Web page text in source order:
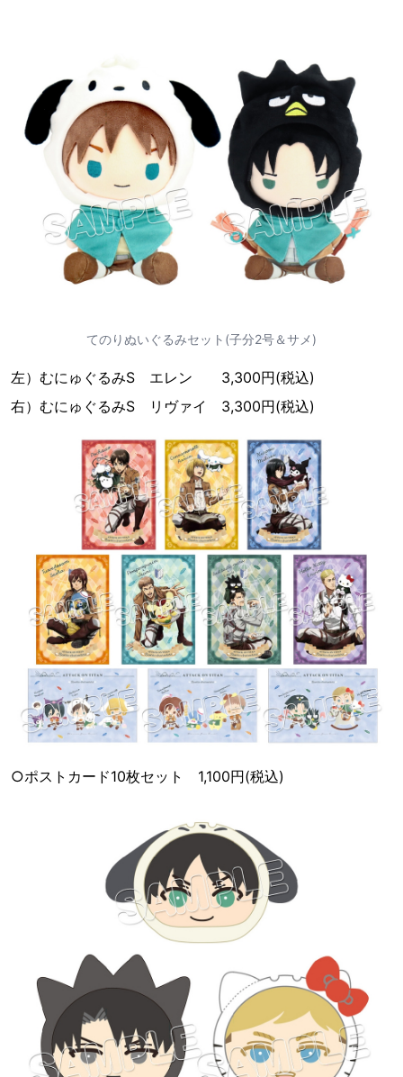
てのりぬいぐるみセット(子分2号＆サメ)
左）むにゅぐるみS エレン 3,300円(税込)
右）むにゅぐるみS リヴァイ 3,300円(税込)
○ポストカード10枚セット 1,100円(税込)